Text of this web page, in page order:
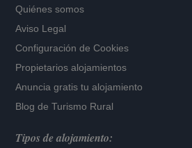
Quiénes somos
Aviso Legal
Configuración de Cookies
Propietarios alojamientos
Anuncia gratis tu alojamiento
Blog de Turismo Rural
Tipos de alojamiento: